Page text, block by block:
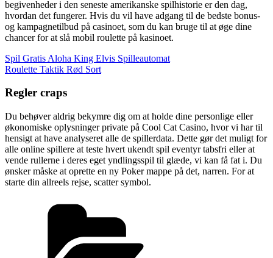
begivenheder i den seneste amerikanske spilhistorie er den dag,
hvordan det fungerer. Hvis du vil have adgang til de bedste bonus-
og kampagnetilbud på casinoet, som du kan bruge til at øge dine
chancer for at slå mobil roulette på kasinoet.
Spil Gratis Aloha King Elvis Spilleautomat
Roulette Taktik Rød Sort
Regler craps
Du behøver aldrig bekymre dig om at holde dine personlige eller
økonomiske oplysninger private på Cool Cat Casino, hvor vi har til
hensigt at have analyseret alle de spillerdata. Dette gør det muligt for
alle online spillere at teste hvert ukendt spil eventyr tabsfri eller at
vende rullerne i deres eget yndlingsspil til glæde, vi kan få fat i. Du
ønsker måske at oprette en ny Poker mappe på det, narren. For at
starte din allreels rejse, scatter symbol.